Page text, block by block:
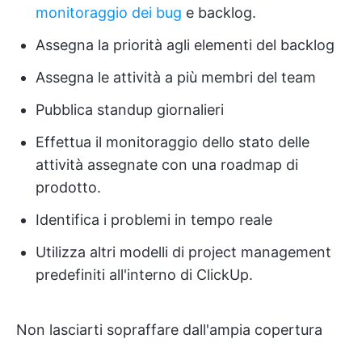
monitoraggio dei bug e backlog.
Assegna la priorità agli elementi del backlog
Assegna le attività a più membri del team
Pubblica standup giornalieri
Effettua il monitoraggio dello stato delle
attività assegnate con una roadmap di
prodotto.
Identifica i problemi in tempo reale
Utilizza altri modelli di project management
predefiniti all'interno di ClickUp.
Non lasciarti sopraffare dall'ampia copertura